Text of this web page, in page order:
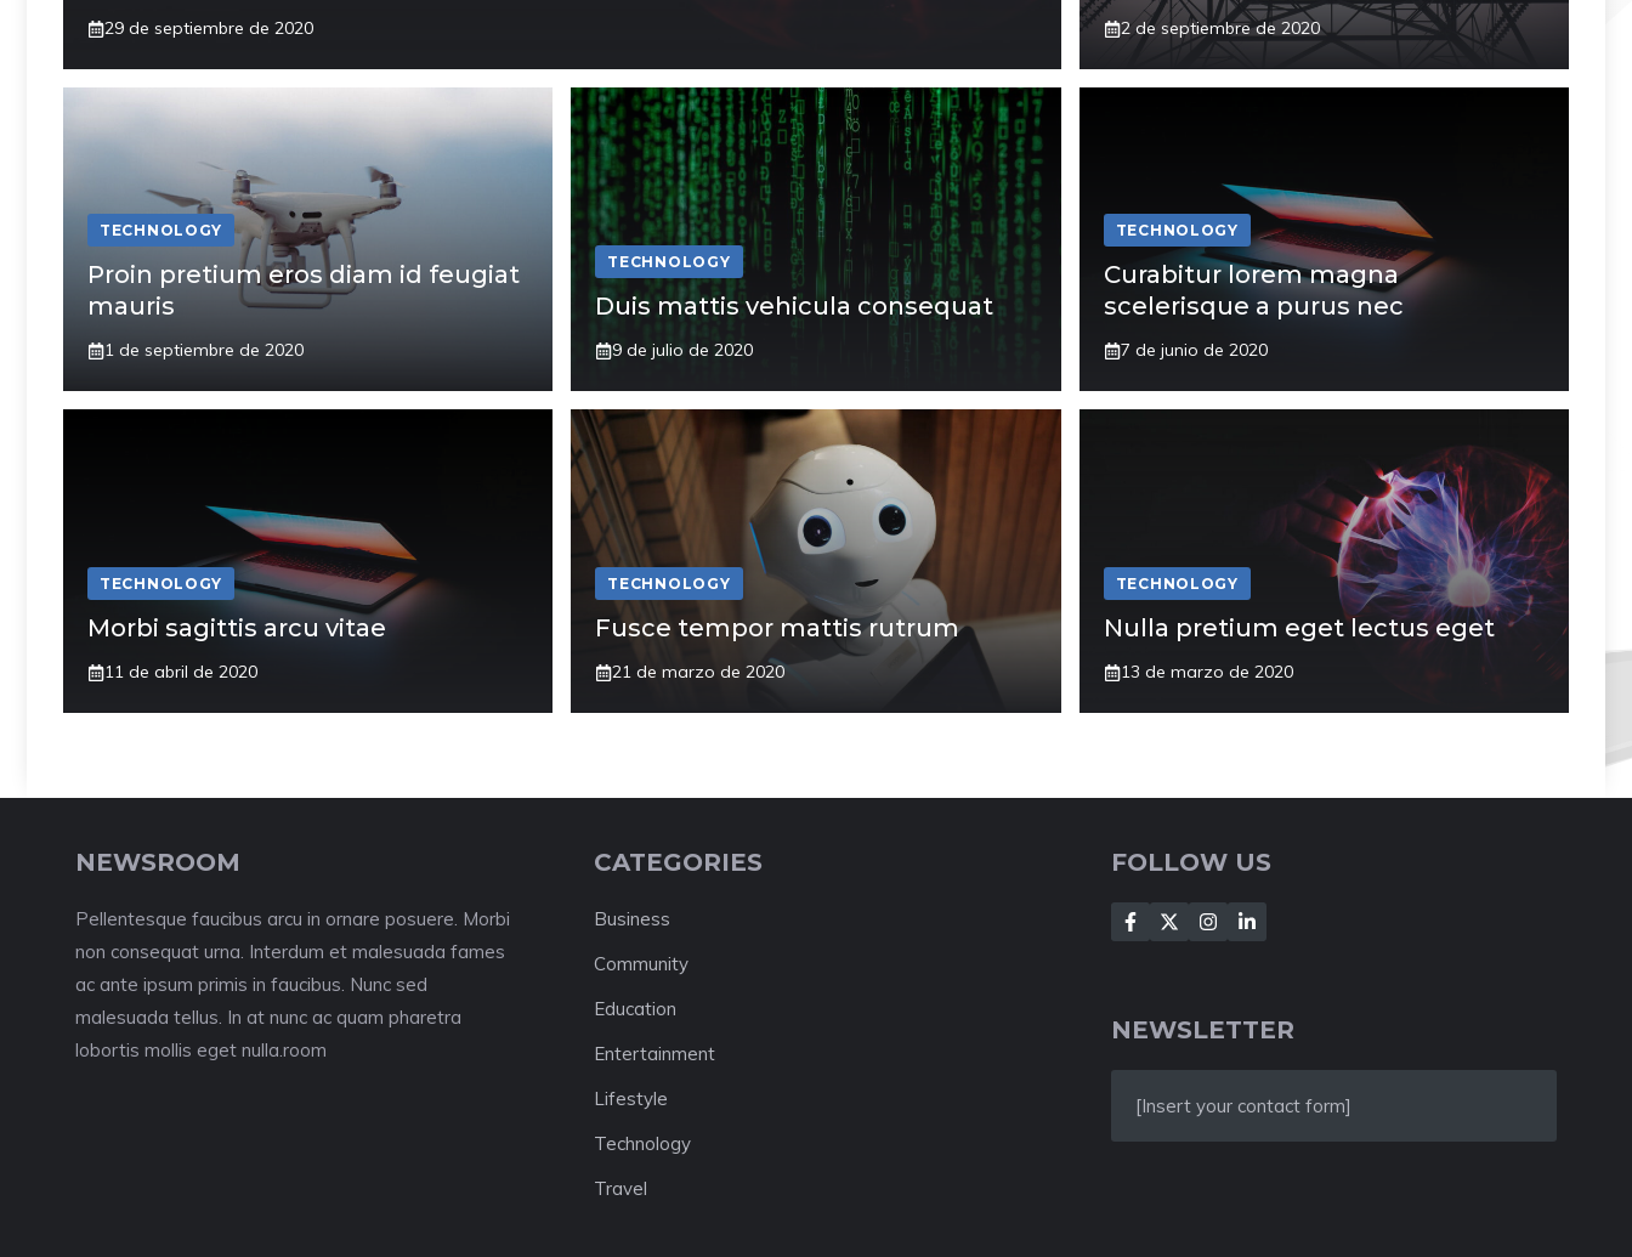
29 de septiembre de 2020 2 de septiembre de 2020
TECHNOLOGY
Proin pretium eros diam id feugiat
mauris
1 de septiembre de 2020
TECHNOLOGY
Duis mattis vehicula consequat
9 de julio de 2020
TECHNOLOGY
Curabitur lorem magna
scelerisque a purus nec
7 de junio de 2020
TECHNOLOGY
Morbi sagittis arcu vitae
11 de abril de 2020
TECHNOLOGY
Fusce tempor mattis rutrum
21 de marzo de 2020
TECHNOLOGY
Nulla pretium eget lectus eget
13 de marzo de 2020
NEWSROOM
Pellentesque faucibus arcu in ornare posuere. Morbi
non consequat urna. Interdum et malesuada fames
ac ante ipsum primis in faucibus. Nunc sed
malesuada tellus. In at nunc ac quam pharetra
lobortis mollis eget nulla.room
CATEGORIES
Business
Community
Education
Entertainment
Lifestyle
Technology
Travel
FOLLOW US
NEWSLETTER
[Insert your contact form]